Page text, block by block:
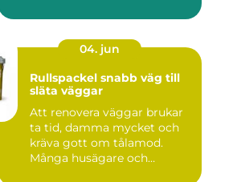
04. jun
Rullspackel snabb väg till
släta väggar
Att renovera väggar brukar
ta tid, damma mycket och
kräva gott om tålamod.
Många husägare och